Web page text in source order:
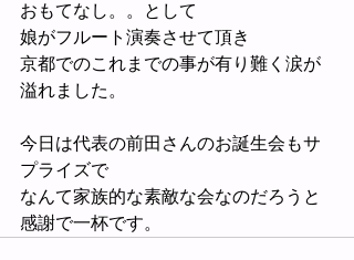
おもてなし。。として
娘がフルート演奏させて頂き
京都でのこれまでの事が有り難く涙が
溢れました。
今日は代表の前田さんのお誕生会もサ
プライズで
なんて家族的な素敵な会なのだろうと
感謝で一杯です。